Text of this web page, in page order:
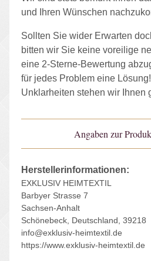
und Ihren Wünschen
Sollten Sie wider Erwarten
bitten wir Sie keine voreilige
eine 2-Sterne-Bewertung
für jedes Problem eine
Unklarheiten stehen wir Ihnen
Angaben zur
Herstellerinformationen:
EXKLUSIV HEIMTEXTIL
Barbyer Strasse 7
Sachsen-Anhalt
Schönebeck, Deutschland, 39218
info@exklusiv-heimtextil.de
https://www.exklusiv-heimtextil.de